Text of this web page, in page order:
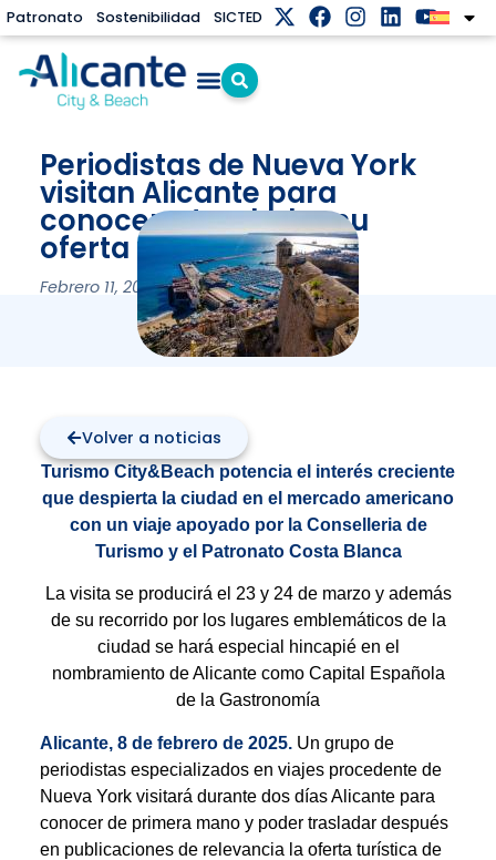
Patronato Sostenibilidad SICTED
Periodistas de Nueva York
visitan Alicante para
conocer y trasladar su
oferta turística
Febrero 11, 2025
Volver a noticias
Turismo City&Beach potencia el interés creciente
que despierta la ciudad en el mercado americano
con un viaje apoyado por la Conselleria de
Turismo y el Patronato Costa Blanca
La visita se producirá el 23 y 24 de marzo y además
de su recorrido por los lugares emblemáticos de la
ciudad se hará especial hincapié en el
nombramiento de Alicante como Capital Española
de la Gastronomía
Alicante, 8 de febrero de 2025.Un grupo de
periodistas especializados en viajes procedente de
Nueva York visitará durante dos días Alicante para
conocer de primera mano y poder trasladar después
en publicaciones de relevancia la oferta turística de